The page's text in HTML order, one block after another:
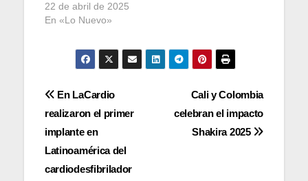
22 de abril de 2025
En «Lo Nuevo»
Navegación
de
entradas
Cali y Colombia
celebran el impacto
Shakira 2025
En LaCardio
realizaron el primer
implante en
Latinoamérica del
cardiodesfibrilador